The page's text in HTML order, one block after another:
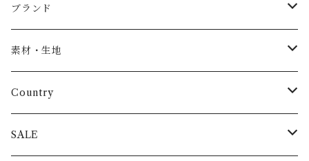
Baby
トップス
長袖
半袖
パンツ
長ズボン
スカート
ブランド
AS WE GROW
ARCH&LINE
BABE & TESS
素材・生地
コットン 100%
リネン( 麻 )
Country
France / フランス
SALE